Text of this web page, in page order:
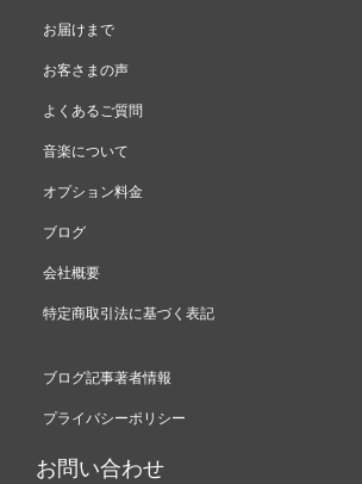
お届けまで
お客さまの声
よくあるご質問
音楽について
オプション料金
ブログ
会社概要
特定商取引法に基づく表記
ブログ記事著者情報
プライバシーポリシー
お問い合わせ